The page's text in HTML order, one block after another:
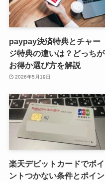
paypay決済特典とチャー
ジ特典の違いは？どっちが
お得か選び方を解説
2026年5月19日
楽天デビットカードでポイ
ントつかない条件とポイン